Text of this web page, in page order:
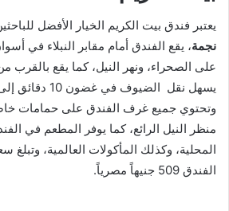
يعتبر فندق بيت الكريم الخيار الأفضل
نجمة، يقع الفندق أمام مقابر النبلاء في
على الصحراء، ونهر النيل، كما يقع بالقرب
يسهل نقل
وتحتوي جميع غرف الفندق على حمامات
منظر النيل الرائع، كما يوفر المطعم في
المحلية، وكذلك المأكولات العالمية، وتبلغ
الفندق 509 جنيهاً مصرياً.